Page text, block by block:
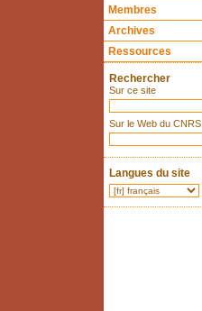
Membres
Archives
Ressources
Rechercher
Sur ce site
Sur le Web du CNRS
Langues du site